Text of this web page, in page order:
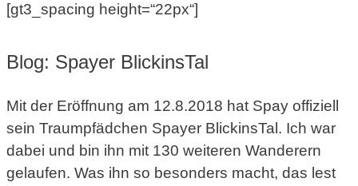
[gt3_spacing height=“22px“]
Blog: Spayer BlickinsTal
Mit der Eröffnung am 12.8.2018 hat Spay offiziell
sein Traumpfädchen Spayer BlickinsTal. Ich war
dabei und bin ihn mit 130 weiteren Wanderern
gelaufen. Was ihn so besonders macht, das lest